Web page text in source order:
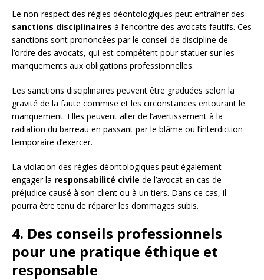
Le non-respect des règles déontologiques peut entraîner des
sanctions disciplinaires à l’encontre des avocats fautifs. Ces
sanctions sont prononcées par le conseil de discipline de
l’ordre des avocats, qui est compétent pour statuer sur les
manquements aux obligations professionnelles.
Les sanctions disciplinaires peuvent être graduées selon la
gravité de la faute commise et les circonstances entourant le
manquement. Elles peuvent aller de l’avertissement à la
radiation du barreau en passant par le blâme ou l’interdiction
temporaire d’exercer.
La violation des règles déontologiques peut également
engager la responsabilité civile de l’avocat en cas de
préjudice causé à son client ou à un tiers. Dans ce cas, il
pourra être tenu de réparer les dommages subis.
4. Des conseils professionnels
pour une pratique éthique et
responsable